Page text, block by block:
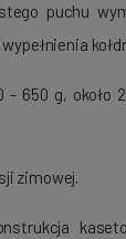
puchu
- 650 g, około
zimowej.